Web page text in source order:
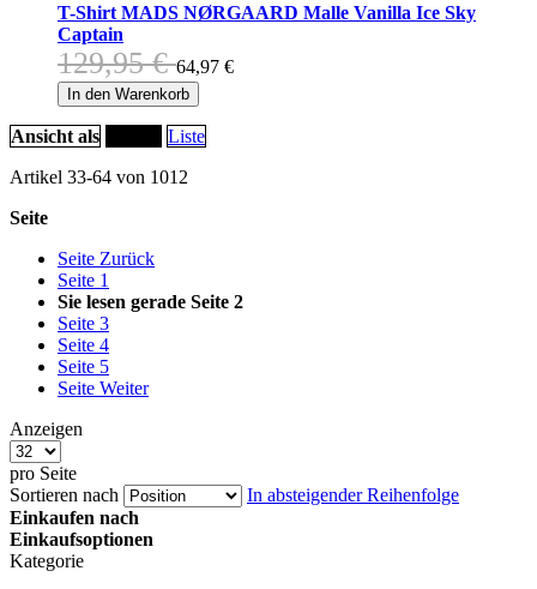
T-Shirt MADS NØRGAARD Malle Vanilla Ice Sky
Captain
129,95 € 64,97 €
In den Warenkorb
Ansicht als
Liste
Artikel 33-64 von 1012
Seite
Seite Zurück
Seite 1
Sie lesen gerade Seite 2
Seite 3
Seite 4
Seite 5
Seite Weiter
Anzeigen
pro Seite
Sortieren nach
In absteigender Reihenfolge
Einkaufen nach
Einkaufsoptionen
Kategorie